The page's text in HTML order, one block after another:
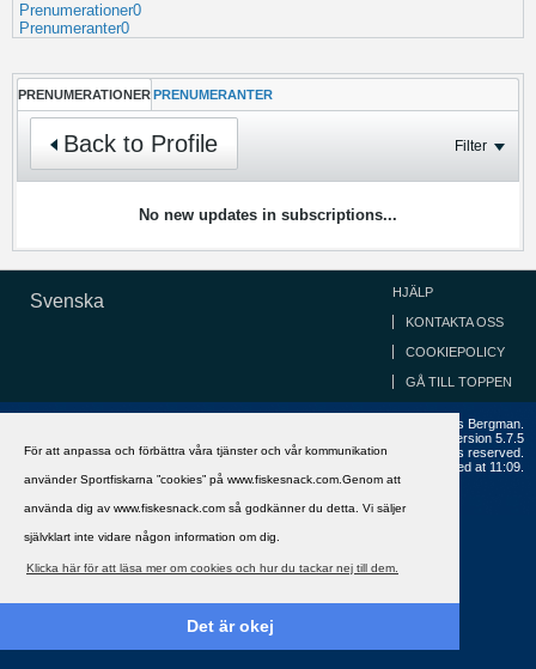
För att anpassa och förbättra våra tjänster och vår kommunikation
använder Sportfiskarna ”cookies” på www.fiskesnack.com.Genom att
använda dig av www.fiskesnack.com så godkänner du detta. Vi säljer
självklart inte vidare någon information om dig.
Klicka här för att läsa mer om cookies och hur du tackar nej till dem.
Det är okej
Prenumerationer0
Prenumeranter0
PRENUMERATIONER PRENUMERANTER
Back to Profile Filter
No new updates in subscriptions...
Svenska HJÄLP
KONTAKTA OSS
COOKIEPOLICY
GÅ TILL TOPPEN
Copyright ©2002 - 2021, FiskeSnack.com. Grundad 2002 av Anders Bergman.
Version 5.7.5
Copyright © 2026 MH Sub I, LLC dba vBulletin. All rights reserved.
All times are GMT+1. This page was generated at 11:09.